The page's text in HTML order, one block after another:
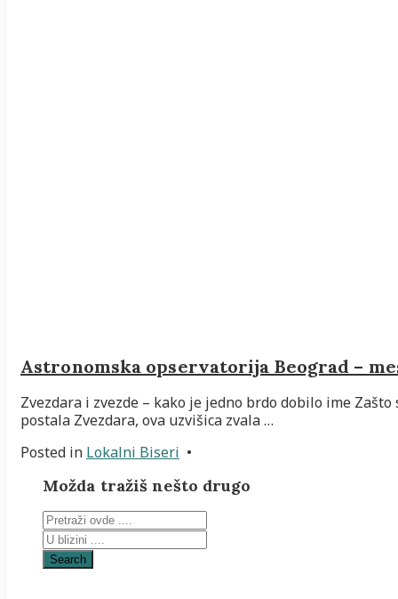
Astronomska opservatorija Beograd –
Zvezdara i zvezde – kako je jedno brdo dobilo ime
postala Zvezdara, ova uzvišica zvala …
Posted in Lokalni Biseri •
Možda tražiš nešto drugo
Search